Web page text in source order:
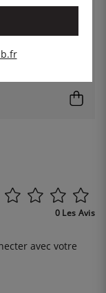
0 Les Avis
avec votre